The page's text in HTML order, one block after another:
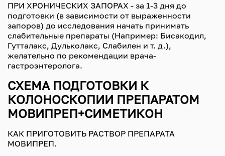
ПРИ ХРОНИЧЕСКИХ ЗАПОРАХ - за 1-3 дня до
подготовки (в зависимости от выраженности
запоров) до исследования начать принимать
слабительные препараты (Например: Бисакодил,
Гутталакс, Дульколакс, Слабилен и т. д.),
желательно по рекомендации врача-
гастроэнтеролога.
СХЕМА ПОДГОТОВКИ К
КОЛОНОСКОПИИ ПРЕПАРАТОМ
МОВИПРЕП+СИМЕТИКОН
КАК ПРИГОТОВИТЬ РАСТВОР ПРЕПАРАТА
МОВИПРЕП.